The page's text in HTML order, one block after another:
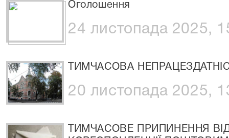
Оголошення
24 листопада 2025,
ТИМЧАСОВА
20 листопада 2025,
ТИМЧАСОВЕ ПРИПИНЕННЯ